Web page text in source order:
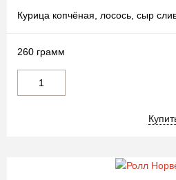
Курица копчёная, лосось, сыр
260 грамм